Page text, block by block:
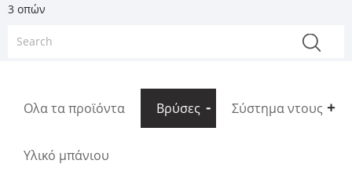
3 οπών
Ολα τα προϊόντα Βρύσες Σύστημα ντους
Υλικό μπάνιου